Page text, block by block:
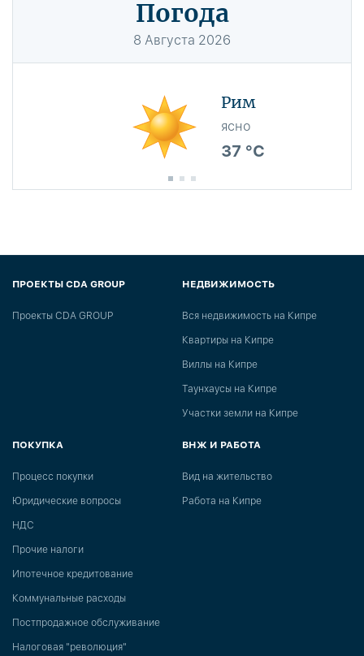
Погода
8 Августа 2026
Рим
ясно
37 °C
ПРОЕКТЫ CDA GROUP
Проекты CDA GROUP
НЕДВИЖИМОСТЬ
Вся недвижимость на Кипре
Квартиры на Кипре
Виллы на Кипре
Таунхаусы на Кипре
Участки земли на Кипре
ПОКУПКА
Процесс покупки
Юридические вопросы
НДС
Прочие налоги
Ипотечное кредитование
Коммунальные расходы
Постпродажное обслуживание
Налоговая "революция"
ВНЖ И РАБОТА
Вид на жительство
Работа на Кипре